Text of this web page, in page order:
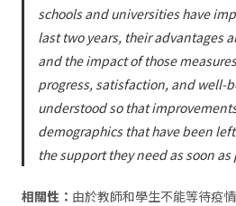
schools and universities have
last two years, their advantages
and the impact of those
progress, satisfaction, and well-
understood so that
demographics that have been
the support they need as soon as
相關性： 由於教師和學生不能等待疫